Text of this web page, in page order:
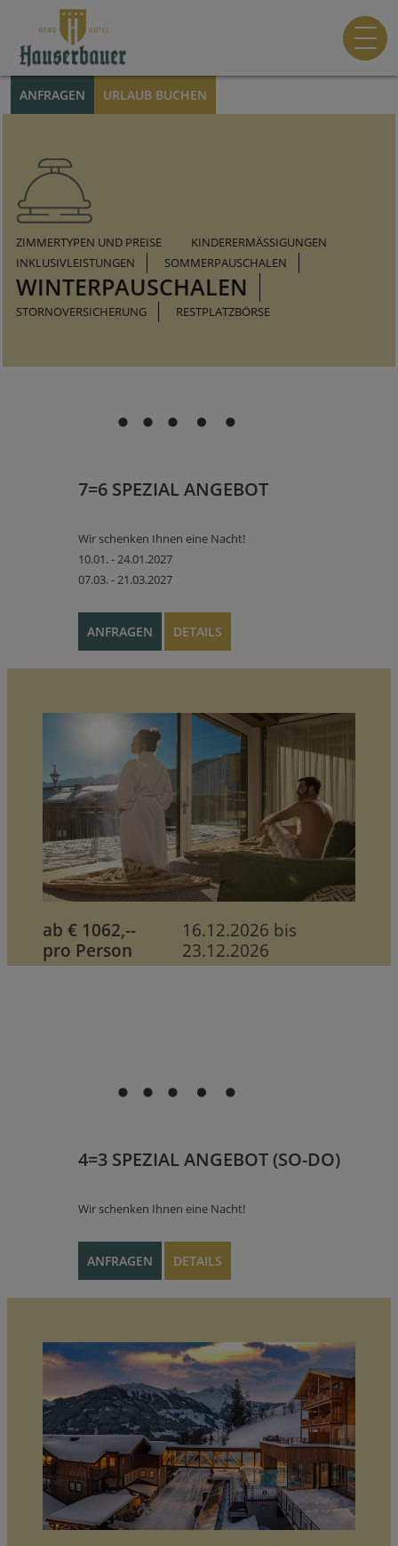
ANFRAGEN URLAUB BUCHEN
ZIMMERTYPEN UND PREISE
KINDERERMÄSSIGUNGEN
INKLUSIVLEISTUNGEN
SOMMERPAUSCHALEN
WINTERPAUSCHALEN
STORNOVERSICHERUNG RESTPLATZBÖRSE
ab € 1062,--
pro Person
16.12.2026 bis
23.12.2026
7=6 SPEZIAL ANGEBOT
Wir schenken Ihnen eine Nacht!
10.01. - 24.01.2027
07.03. - 21.03.2027
ANFRAGEN DETAILS
4=3 SPEZIAL ANGEBOT (SO-DO)
Wir schenken Ihnen eine Nacht!
ANFRAGEN DETAILS